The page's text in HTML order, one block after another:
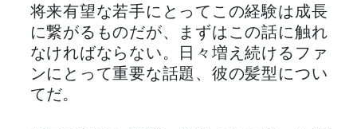
将来有望な若手にとってこの経験は成長
に繋がるものだが、まずはこの話に触れ
なければならない。日々増え続けるファ
ンにとって重要な話題、彼の髪型につい
てだ。